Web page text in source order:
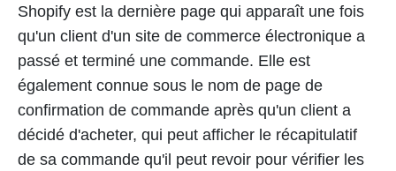
Shopify est la dernière page qui apparaît une fois
qu'un client d'un site de commerce électronique a
passé et terminé une commande. Elle est
également connue sous le nom de page de
confirmation de commande après qu'un client a
décidé d'acheter, qui peut afficher le récapitulatif
de sa commande qu'il peut revoir pour vérifier les